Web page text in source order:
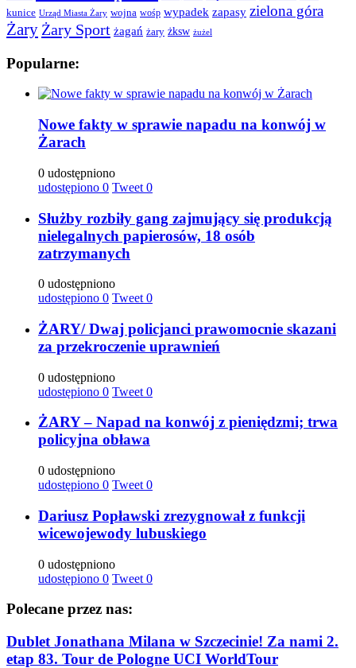
kunice Urząd Miasta Żary wojna wośp wypadek zapasy zielona góra
Żary Żary Sport żagań żary żksw żużel
Popularne:
Nowe fakty w sprawie napadu na konwój w
Żarach
0 udostępniono
udostępiono 0 Tweet 0
Służby rozbiły gang zajmujący się produkcją
nielegalnych papierosów, 18 osób
zatrzymanych
0 udostępniono
udostępiono 0 Tweet 0
ŻARY/ Dwaj policjanci prawomocnie skazani
za przekroczenie uprawnień
0 udostępniono
udostępiono 0 Tweet 0
ŻARY – Napad na konwój z pieniędzmi; trwa
policyjna obława
0 udostępniono
udostępiono 0 Tweet 0
Dariusz Popławski zrezygnował z funkcji
wicewojewody lubuskiego
0 udostępniono
udostępiono 0 Tweet 0
Polecane przez nas:
Dublet Jonathana Milana w Szczecinie! Za nami 2.
etap 83. Tour de Pologne UCI WorldTour